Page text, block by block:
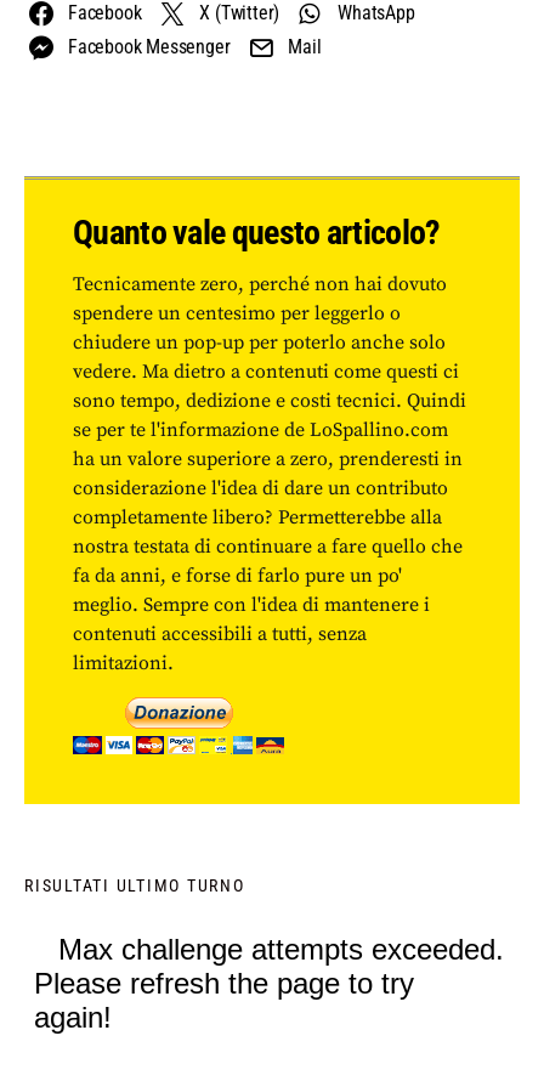
Facebook X (Twitter)
WhatsApp
Facebook Messenger
Mail
Quanto vale questo articolo?
Tecnicamente zero, perché non hai dovuto
spendere un centesimo per leggerlo o
chiudere un pop-up per poterlo anche solo
vedere. Ma dietro a contenuti come questi ci
sono tempo, dedizione e costi tecnici. Quindi
se per te l'informazione de LoSpallino.com
ha un valore superiore a zero, prenderesti in
considerazione l'idea di dare un contributo
completamente libero? Permetterebbe alla
nostra testata di continuare a fare quello che
fa da anni, e forse di farlo pure un po'
meglio. Sempre con l'idea di mantenere i
contenuti accessibili a tutti, senza
limitazioni.
RISULTATI ULTIMO TURNO